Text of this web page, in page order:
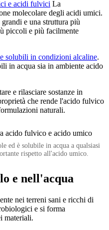
e acidi fulvici La
molecolare degli acidi umici.
e una struttura più
piccoli e più facilmente
solubili in condizioni alcaline.
in acqua sia in ambiente acido
e rilasciare sostanze in
che rende l'acido fulvico
naturali.
ed è solubile in acqua a qualsiasi
rispetto all'acido umico.
e nell'acqua
nei terreni sani e ricchi di
e si forma
materiali.